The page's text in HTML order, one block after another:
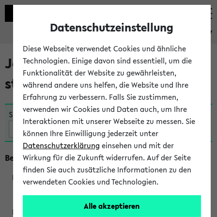
eKVV
Jetzt und in Kürze
stattfindende Veranstaltungen
Suche:
Beginn um 8 Uhr
Datenschutzeinstellung
Diese Webseite verwendet Cookies und ähnliche
Technologien. Einige davon sind essentiell, um die
Funktionalität der Website zu gewährleisten,
während andere uns helfen, die Website und Ihre
Erfahrung zu verbessern. Falls Sie zustimmen,
verwenden wir Cookies und Daten auch, um Ihre
Interaktionen mit unserer Webseite zu messen. Sie
können Ihre Einwilligung jederzeit unter
Datenschutzerklärung einsehen und mit der
Wirkung für die Zukunft widerrufen. Auf der Seite
finden Sie auch zusätzliche Informationen zu den
verwendeten Cookies und Technologien.
Alle akzeptieren